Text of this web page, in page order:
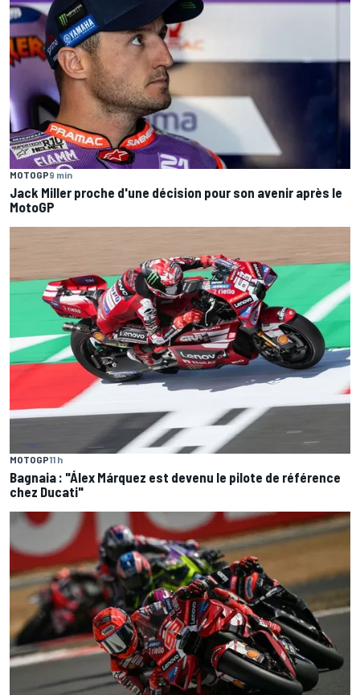
MOTOGP9 min
Jack Miller proche d'une décision pour son avenir après le
MotoGP
MOTOGP11 h
Bagnaia : "Álex Márquez est devenu le pilote de référence
chez Ducati"